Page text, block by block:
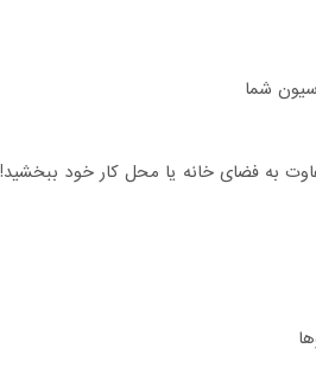
شما
به فضای خانه یا محل کار خود ببخشید!